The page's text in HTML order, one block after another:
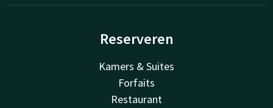
Reserveren
Kamers & Suites
Forfaits
Restaurant